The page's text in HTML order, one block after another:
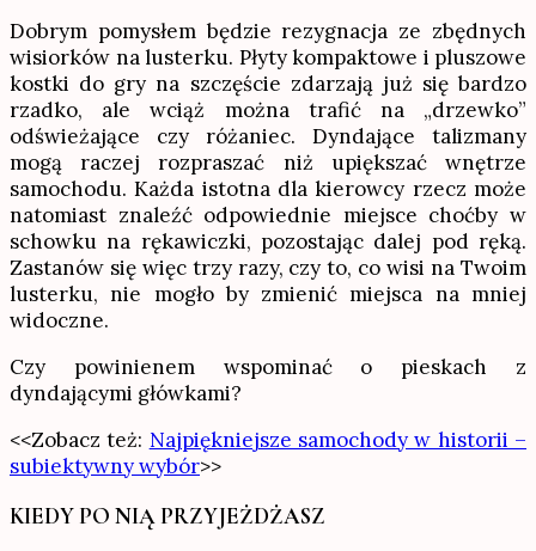
Dobrym pomysłem będzie rezygnacja ze zbędnych
wisiorków na lusterku. Płyty kompaktowe i pluszowe
kostki do gry na szczęście zdarzają już się bardzo
rzadko, ale wciąż można trafić na „drzewko”
odświeżające czy różaniec. Dyndające talizmany
mogą raczej rozpraszać niż upiększać wnętrze
samochodu. Każda istotna dla kierowcy rzecz może
natomiast znaleźć odpowiednie miejsce choćby w
schowku na rękawiczki, pozostając dalej pod ręką.
Zastanów się więc trzy razy, czy to, co wisi na Twoim
lusterku, nie mogło by zmienić miejsca na mniej
widoczne.
Czy powinienem wspominać o pieskach z
dyndającymi główkami?
<<Zobacz też: Najpiękniejsze samochody w historii –
subiektywny wybór>>
KIEDY PO NIĄ PRZYJEŻDŻASZ